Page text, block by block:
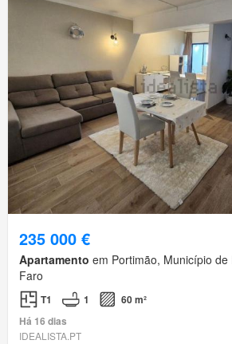
235 000 €
Apartamento em Portimão, Município
Faro
T1 1
60 m²
Há 16 dias
IDEALISTA.PT